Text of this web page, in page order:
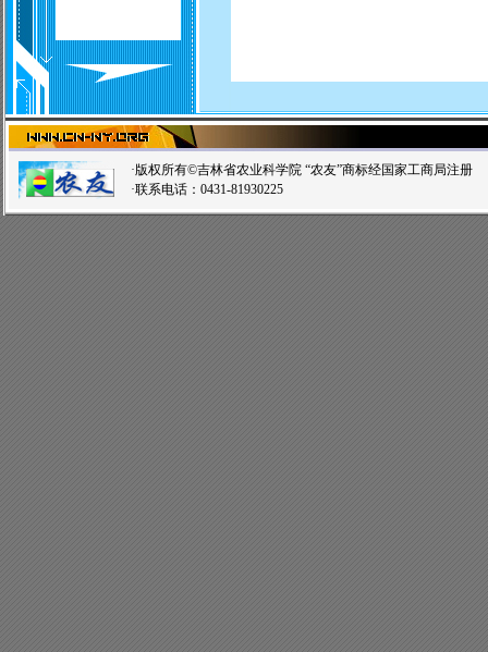
·版权所有©吉林省农业科学院 “农友”商标经国家工商局注
·联系电话：0431-81930225